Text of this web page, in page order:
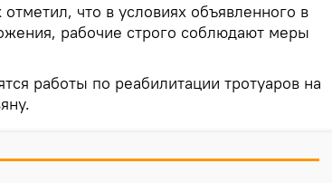
что в условиях объявленного в
рабочие строго соблюдают меры
работы по реабилитации тротуаров на